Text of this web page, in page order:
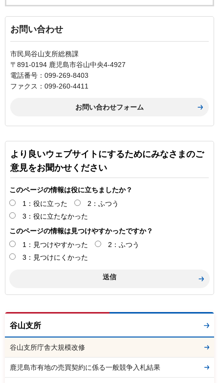
お問い合わせ
市民局谷山支所総務課
〒891-0194 鹿児島市谷山中央4-4927
電話番号：099-269-8403
ファクス：099-260-4411
より良いウェブサイトにするためにみなさまのご
意見をお聞かせください
このページの情報は役に立ちましたか？
1：役に立った
2：ふつう
3：役に立たなかった
このページの情報は見つけやすかったですか？
1：見つけやすかった
2：ふつう
3：見つけにくかった
谷山支所
谷山支所庁舎大規模改修
鹿児島市有地の売買契約に係る一般競争入札結果